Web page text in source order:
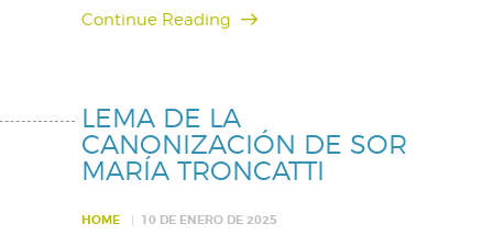
Continue Reading
LEMA DE LA
CANONIZACIÓN DE SOR
MARÍA TRONCATTI
HOME 10 DE ENERO DE 2025